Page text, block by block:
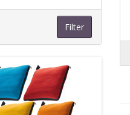
Filter